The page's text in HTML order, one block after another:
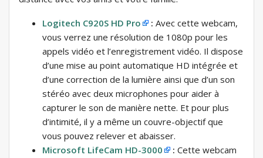
Logitech C920S HD Pro : Avec cette webcam,
vous verrez une résolution de 1080p pour les
appels vidéo et l’enregistrement vidéo. Il dispose
d’une mise au point automatique HD intégrée et
d’une correction de la lumière ainsi que d’un son
stéréo avec deux microphones pour aider à
capturer le son de manière nette. Et pour plus
d’intimité, il y a même un couvre-objectif que
vous pouvez relever et abaisser.
Microsoft LifeCam HD-3000
: Cette webcam